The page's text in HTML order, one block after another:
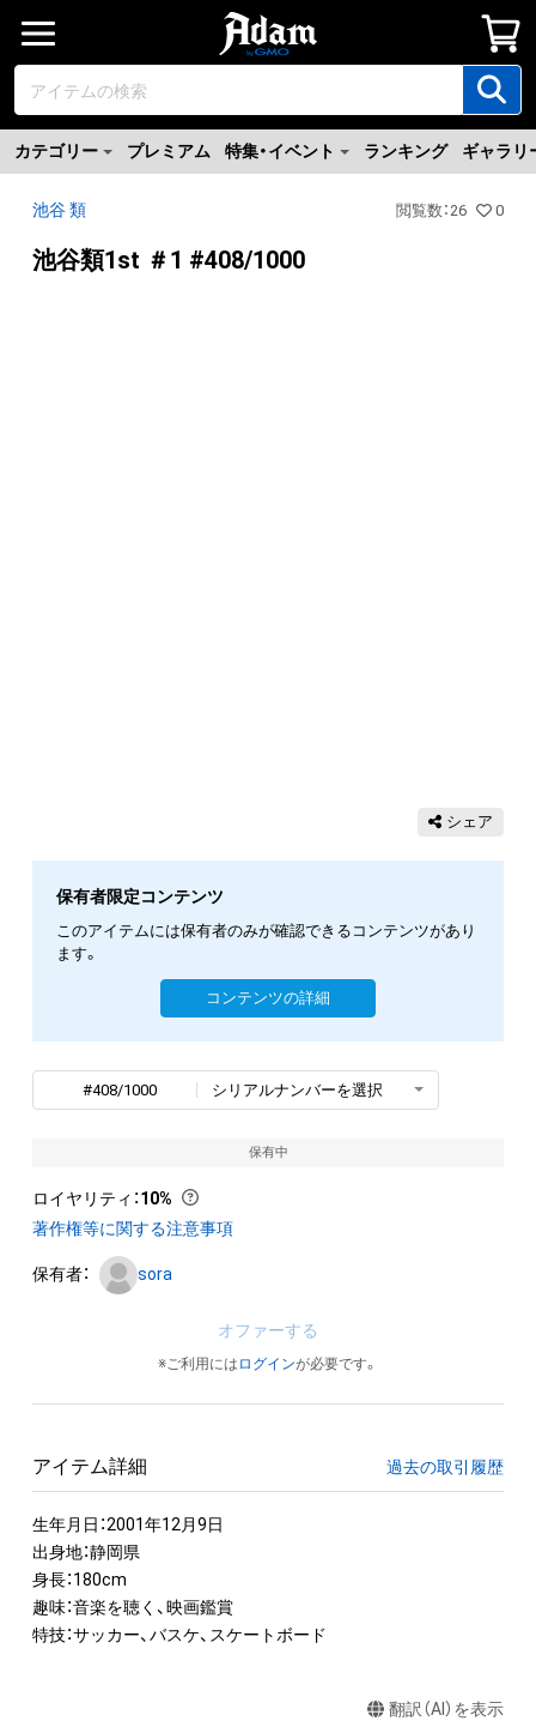
カテゴリー プレミアム 特集・イベント ランキング ギャラリ
池谷 類 閲覧数 ：26 0
池谷類1st ＃1 #408/1000
シェア
保有者限定コンテンツ
このアイテムには保有者のみが確認できるコンテンツがあり
ます。
コンテンツの詳細
#408/1000 シリアルナンバーを選択
保有中
ロイヤリティ ：10%
著作権等に関する注意事項
保有者： sora
オファーする
※ご利用には ログインが必要です。
アイテム詳細 過去の取引履歴
生年月日：2001年12月9日
出身地：静岡県
身長：180cm
趣味：音楽を聴く、映画鑑賞
特技：サッカー、バスケ、スケートボード
翻訳（AI）を表示